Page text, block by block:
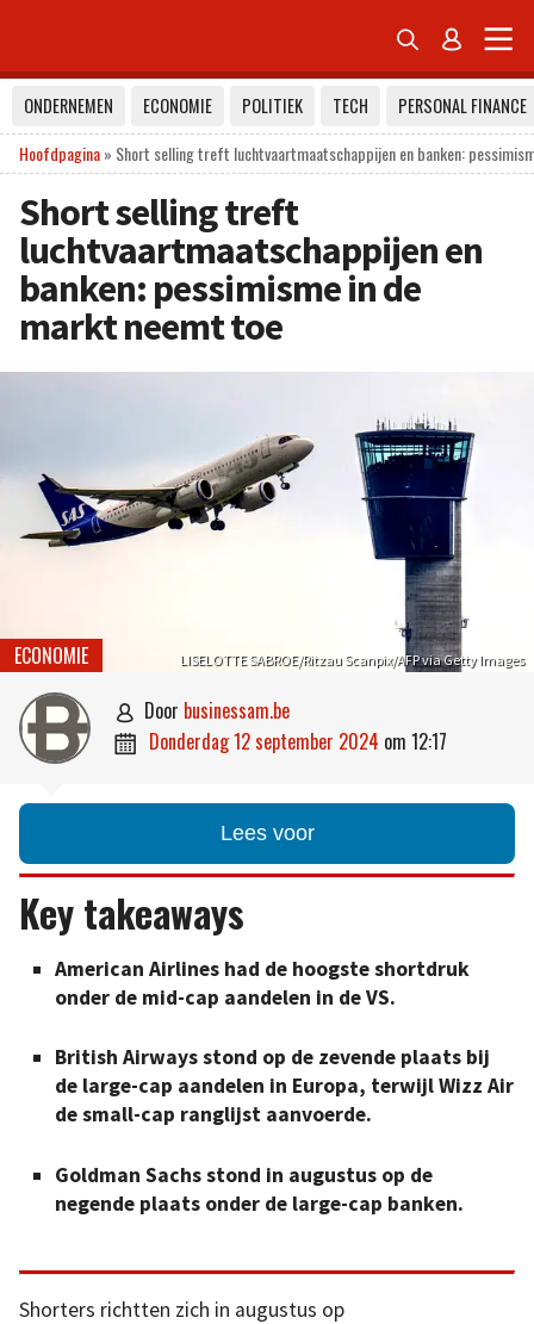
 
ONDERNEMEN ECONOMIE POLITIEK TECH
PERSONAL FINANCE
Hoofdpagina» Short selling treft luchtvaartmaatschappijen en banken:
Short selling treft
luchtvaartmaatschappijen en
banken: pessimisme in de
markt neemt toe
LISELOTTE SABROE/Ritzau Scanpix/AFP via Getty Images
ECONOMIE
 door businessam.be
 donderdag 12 september 2024 om 12:17
Lees voor
Key takeaways
American Airlines had de hoogste shortdruk
onder de mid-cap aandelen in de VS.
British Airways stond op de zevende plaats bij
de large-cap aandelen in Europa, terwijl Wizz Air
de small-cap ranglijst aanvoerde.
Goldman Sachs stond in augustus op de
negende plaats onder de large-cap banken.
Shorters richtten zich in augustus op